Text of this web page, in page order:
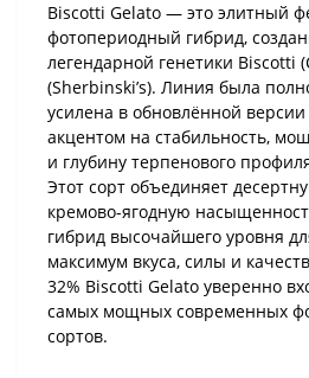
Biscotti Gelato — это элитный
фотопериодный гибрид,
легендарной генетики Biscotti
(Sherbinski’s). Линия была
усилена в обновлённой версии
акцентом на стабильность,
и глубину терпенового
Этот сорт объединяет
кремово-ягодную
гибрид высочайшего уровня
максимум вкуса, силы и
32% Biscotti Gelato уверенно
самых мощных современных
сортов.